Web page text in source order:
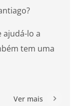
ajudá-lo a
tem uma
Ver mais